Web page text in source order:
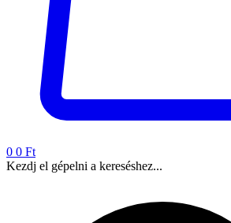
0 0 Ft
Kezdj el gépelni a kereséshez...